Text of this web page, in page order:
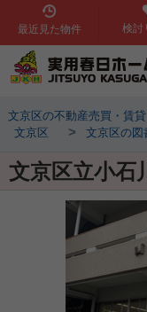
最近見た物件 検討
文京区の不動産売買・賃
文京区 > 文京区の図
文京区立小石